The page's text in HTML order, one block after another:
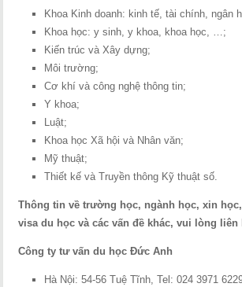
Khoa Kinh doanh: kinh tế, tài chính,
Khoa học: y sinh, y khoa, khoa học, …;
Kiến trúc và Xây dựng;
Môi trường;
Cơ khí và công nghệ thông tin;
Y khoa;
Luật;
Khoa học Xã hội và Nhân văn;
Mỹ thuật;
Thiết kế và Truyền thông Kỹ thuật số.
Thông tin về trường học, ngành học, xin
visa du học và các vấn đề khác, vui lòng liên
Công ty tư vấn du học Đức Anh
Hà Nội: 54-56 Tuệ Tĩnh, Tel: 024 3971